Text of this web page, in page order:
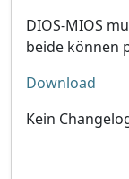
DIOS-MIOS
beide können
Download
Kein